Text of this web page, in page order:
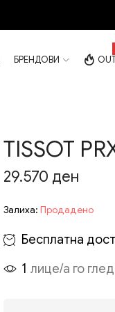
БРЕНДОВИ
TISSOT
29.570 ден
Залиха: Продадено
Бесплатна
1 лице/а го